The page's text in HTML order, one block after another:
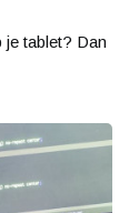
je tablet? Dan